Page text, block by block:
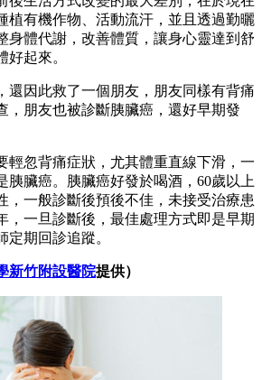
植有機作物、活動流汗，並且透過勤曬
身體代謝，改善體質，讓身心靈達到舒
好起來。
還因此救了一個朋友，朋友同樣有背痛
，朋友也被診斷胰臟癌，還好早期發
輕忽背痛症狀，尤其體重直線下滑，一
胰臟癌。胰臟癌好發於喝酒，60歲以上
，一般診斷後預後不佳，未接受治療患
，一旦診斷後，最佳處理方式即是早期
期回診追蹤。
新竹附設醫院提供）